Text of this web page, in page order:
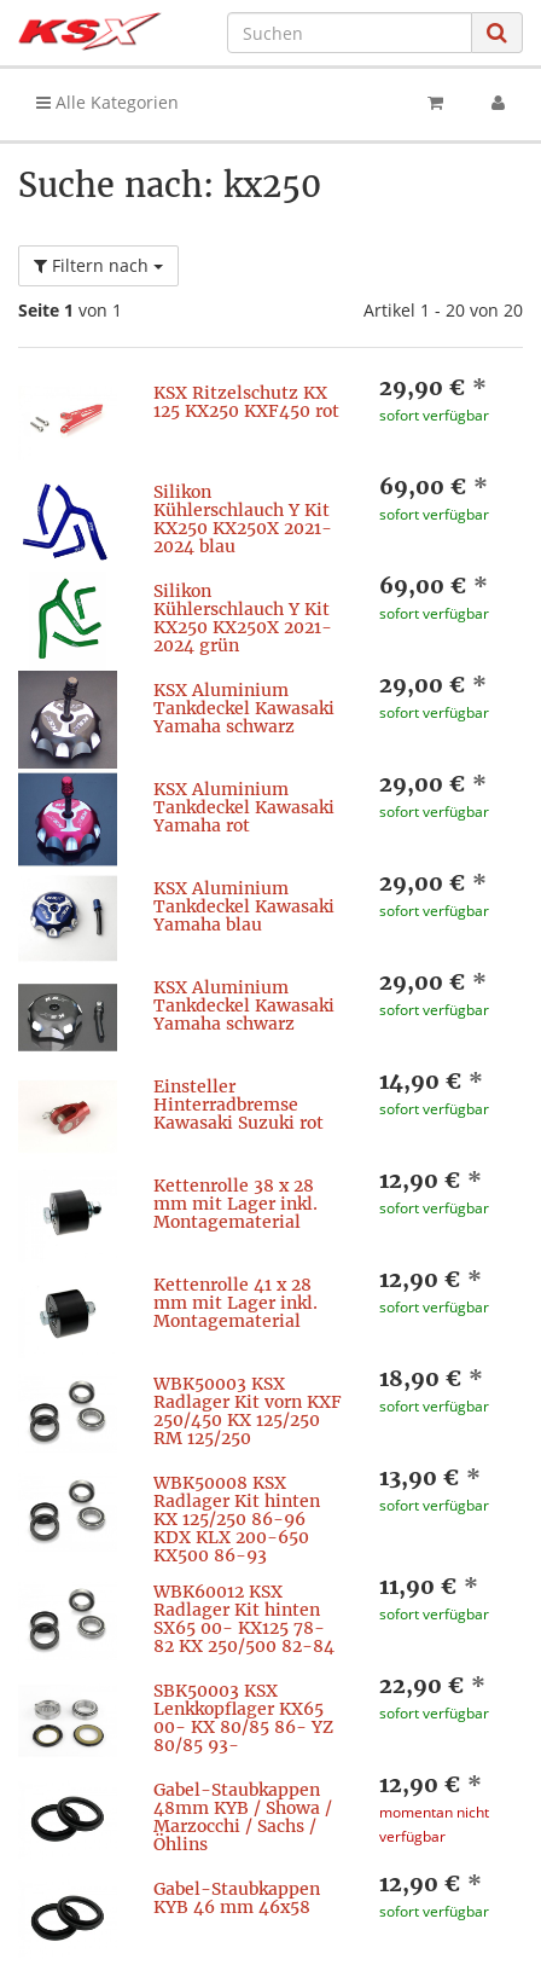
Alle Kategorien
Suche nach: kx250
Filtern nach
Seite 1 von 1 Artikel 1 - 20 von 20
KSX Ritzelschutz KX
125 KX250 KXF450 rot
29,90 € *
sofort verfügbar
Silikon
Kühlerschlauch Y Kit
KX250 KX250X 2021-
2024 blau
69,00 € *
sofort verfügbar
Silikon
Kühlerschlauch Y Kit
KX250 KX250X 2021-
2024 grün
69,00 € *
sofort verfügbar
KSX Aluminium
Tankdeckel Kawasaki
Yamaha schwarz
29,00 € *
sofort verfügbar
KSX Aluminium
Tankdeckel Kawasaki
Yamaha rot
29,00 € *
sofort verfügbar
KSX Aluminium
Tankdeckel Kawasaki
Yamaha blau
29,00 € *
sofort verfügbar
KSX Aluminium
Tankdeckel Kawasaki
Yamaha schwarz
29,00 € *
sofort verfügbar
Einsteller
Hinterradbremse
Kawasaki Suzuki rot
14,90 € *
sofort verfügbar
Kettenrolle 38 x 28
mm mit Lager inkl.
Montagematerial
12,90 € *
sofort verfügbar
Kettenrolle 41 x 28
mm mit Lager inkl.
Montagematerial
12,90 € *
sofort verfügbar
WBK50003 KSX
Radlager Kit vorn KXF
250/450 KX 125/250
RM 125/250
18,90 € *
sofort verfügbar
WBK50008 KSX
Radlager Kit hinten
KX 125/250 86-96
KDX KLX 200-650
KX500 86-93
13,90 € *
sofort verfügbar
WBK60012 KSX
Radlager Kit hinten
SX65 00- KX125 78-
82 KX 250/500 82-84
11,90 € *
sofort verfügbar
SBK50003 KSX
Lenkkopflager KX65
00- KX 80/85 86- YZ
80/85 93-
22,90 € *
sofort verfügbar
Gabel-Staubkappen
48mm KYB / Showa /
Marzocchi / Sachs /
Öhlins
12,90 € *
momentan nicht
verfügbar
Gabel-Staubkappen
KYB 46 mm 46x58
12,90 € *
sofort verfügbar